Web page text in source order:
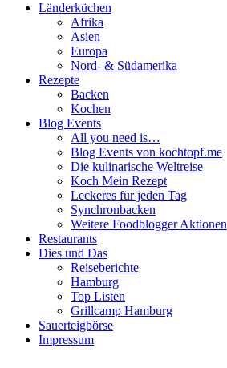
Länderküchen
Afrika
Asien
Europa
Nord- & Südamerika
Rezepte
Backen
Kochen
Blog Events
All you need is…
Blog Events von kochtopf.me
Die kulinarische Weltreise
Koch Mein Rezept
Leckeres für jeden Tag
Synchronbacken
Weitere Foodblogger Aktionen
Restaurants
Dies und Das
Reiseberichte
Hamburg
Top Listen
Grillcamp Hamburg
Sauerteigbörse
Impressum